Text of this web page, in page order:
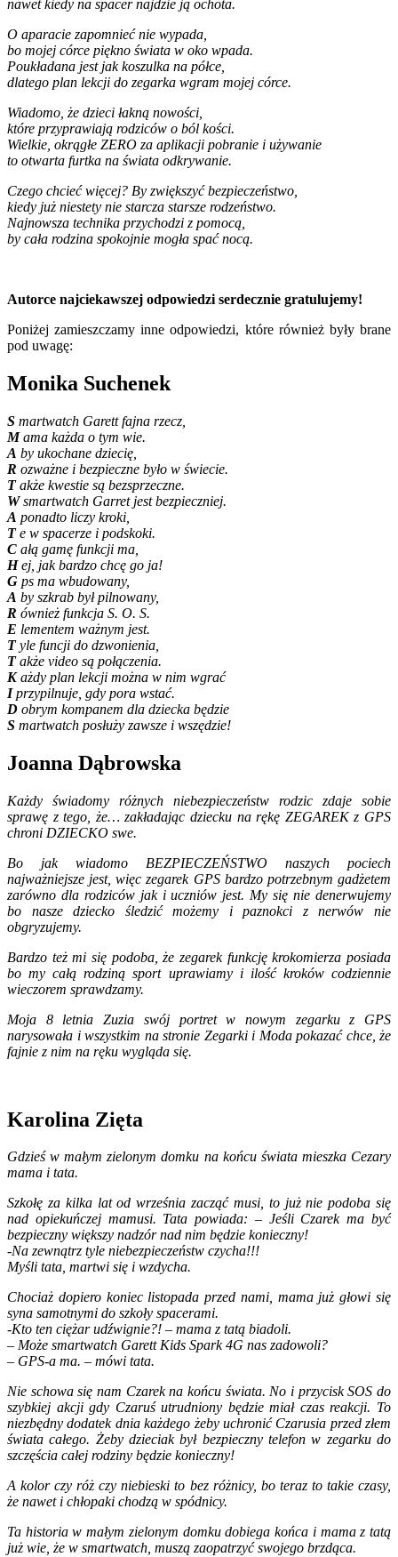
nawet kiedy na spacer najdzie ją ochota.
O aparacie zapomnieć nie wypada,
bo mojej córce piękno świata w oko wpada.
Poukładana jest jak koszulka na półce,
dlatego plan lekcji do zegarka wgram mojej córce.
Wiadomo, że dzieci łakną nowości,
które przyprawiają rodziców o ból kości.
Wielkie, okrągłe ZERO za aplikacji pobranie i używanie
to otwarta furtka na świata odkrywanie.
Czego chcieć więcej? By zwiększyć bezpieczeństwo,
kiedy już niestety nie starcza starsze rodzeństwo.
Najnowsza technika przychodzi z pomocą,
by cała rodzina spokojnie mogła spać nocą.
Autorce najciekawszej odpowiedzi serdecznie gratulujemy!
Poniżej zamieszczamy inne odpowiedzi, które również były brane
pod uwagę:
Monika Suchenek
S martwatch Garett fajna rzecz,
Mama każda o tym wie.
A by ukochane dziecię,
R ozważne i bezpieczne było w świecie.
Także kwestie są bezsprzeczne.
Wsmartwatch Garret jest bezpieczniej.
A ponadto liczy kroki,
Te w spacerze i podskoki.
C ałą gamę funkcji ma,
Hej, jak bardzo chcę go ja!
G ps ma wbudowany,
A by szkrab był pilnowany,
R ównież funkcja S. O. S.
E lementem ważnym jest.
Tyle funcji do dzwonienia,
Także video są połączenia.
Każdy plan lekcji można w nim wgrać
Iprzypilnuje, gdy pora wstać.
D obrym kompanem dla dziecka będzie
S martwatch posłuży zawsze i wszędzie!
Joanna Dąbrowska
Każdy świadomy różnych niebezpieczeństw rodzic zdaje sobie
sprawę z tego, że… zakładając dziecku na rękę ZEGAREK z GPS
chroni DZIECKO swe.
Bo jak wiadomo BEZPIECZEŃSTWO naszych pociech
najważniejsze jest, więc zegarek GPS bardzo potrzebnym gadżetem
zarówno dla rodziców jak i uczniów jest. My się nie denerwujemy
bo nasze dziecko śledzić możemy i paznokci z nerwów nie
obgryzujemy.
Bardzo też mi się podoba, że zegarek funkcję krokomierza posiada
bo my całą rodziną sport uprawiamy i ilość kroków codziennie
wieczorem sprawdzamy.
Moja 8 letnia Zuzia swój portret w nowym zegarku z GPS
narysowała i wszystkim na stronie Zegarki i Moda pokazać chce, że
fajnie z nim na ręku wygląda się.
Karolina Zięta
Gdzieś w małym zielonym domku na końcu świata mieszka Cezary
mama i tata.
Szkołę za kilka lat od września zacząć musi, to już nie podoba się
nad opiekuńczej mamusi. Tata powiada: – Jeśli Czarek ma być
bezpieczny większy nadzór nad nim będzie konieczny!
-Na zewnątrz tyle niebezpieczeństw czycha!!!
Myśli tata, martwi się i wzdycha.
Chociaż dopiero koniec listopada przed nami, mama już głowi się
syna samotnymi do szkoły spacerami.
-Kto ten ciężar udźwignie?! – mama z tatą biadoli.
– Może smartwatch Garett Kids Spark 4G nas zadowoli?
– GPS-a ma. – mówi tata.
Nie schowa się nam Czarek na końcu świata. No i przycisk SOS do
szybkiej akcji gdy Czaruś utrudniony będzie miał czas reakcji. To
niezbędny dodatek dnia każdego żeby uchronić Czarusia przed złem
świata całego. Żeby dzieciak był bezpieczny telefon w zegarku do
szczęścia całej rodziny będzie konieczny!
A kolor czy róż czy niebieski to bez różnicy, bo teraz to takie czasy,
że nawet i chłopaki chodzą w spódnicy.
Ta historia w małym zielonym domku dobiega końca i mama z tatą
już wie, że w smartwatch, muszą zaopatrzyć swojego brzdąca.